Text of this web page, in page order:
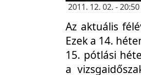
2011. 12. 02. -
Az aktuális
Ezek a 14.
15. pótlási
a